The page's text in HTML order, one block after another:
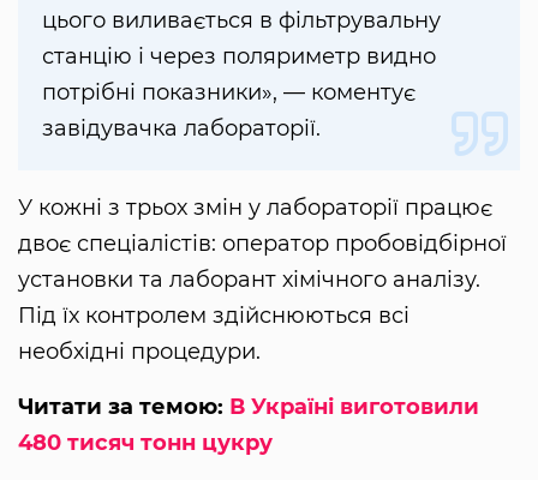
цього виливається в фільтрувальну
станцію і через поляриметр видно
потрібні показники», — коментує
завідувачка лабораторії.
У кожні з трьох змін у лабораторії працює
двоє спеціалістів: оператор пробовідбірної
установки та лаборант хімічного аналізу.
Під їх контролем здійснюються всі
необхідні процедури.
Читати за темою: В Україні виготовили
480 тисяч тонн цукру